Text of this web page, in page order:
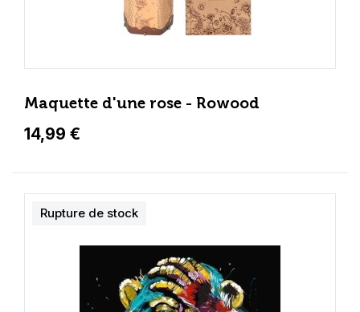
Maquette d'une rose - Rowood
14,99 €
Rupture de stock